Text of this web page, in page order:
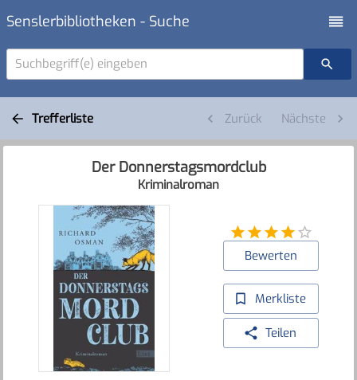
Senslerbibliotheken - Suche
Suchbegriff(e) eingeben
Trefferliste Zurück Nächste
Der Donnerstagsmordclub
Kriminalroman
Bewerten
Merkliste
Teilen